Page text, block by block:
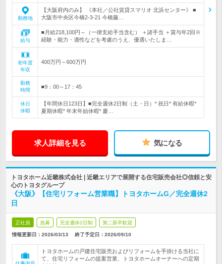
勤務地
【大阪府内のみ】 《本社／公社賃貸スマリオ 北浜センター》 ■
大阪市中央区今橋2-3-21 今橋藤…
給与
■月給218,100円～（一律支給手当含む） ＋諸手当 ＋賞与年2回※
経験・能力・適性などを考慮のうえ、優遇いたしま…
初年度
年収
400万円～600万円
勤務
時間
■9：00～17：45
休日
休暇
【年間休日123日】■完全週休2日制（土・日）* 祝日* 有給休暇*
夏期休暇* 年末年始休暇* 慶…
求人詳細を見る 気になる
トヨタホーム近畿株式会社 | 近畿エリアで展開する住宅販売会社◎信頼と安
心のトヨタグループ
《大阪》【住宅リフォーム営業職】トヨタホームG／完全週休2
日
正社員 急募 完全週休2日制 第二新卒歓迎
情報更新日：2026/03/13 終了予定日： 2026/09/10
トヨタホームの戸建住宅販売およびリフォームを手掛ける当社に
て、住宅リフォームの提案営業、トヨタホームオーナーへの定期